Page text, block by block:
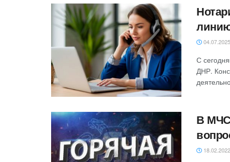
04.07.2025
С
ДНР.
В МЧС
18.02.2022